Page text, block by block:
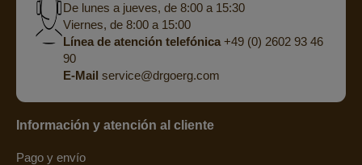
De lunes a jueves, de 8:00 a 15:30
Viernes, de 8:00 a 15:00
Línea de atención telefónica+49 (0) 2602 93 46
90
E-Mail service@drgoerg.com
Información y atención al cliente
Pago y envío